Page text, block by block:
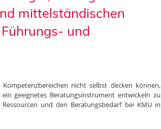
mittelständischen
und
nicht selbst decken können,
geeignetes Beratungsinstrument entwickeln zu
und den Beratungsbedarf bei KMU in